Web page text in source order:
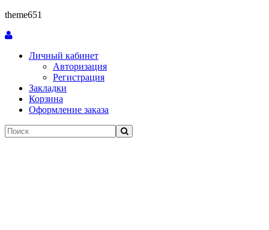
theme651
Личный кабинет
Авторизация
Регистрация
Закладки
Корзина
Оформление заказа